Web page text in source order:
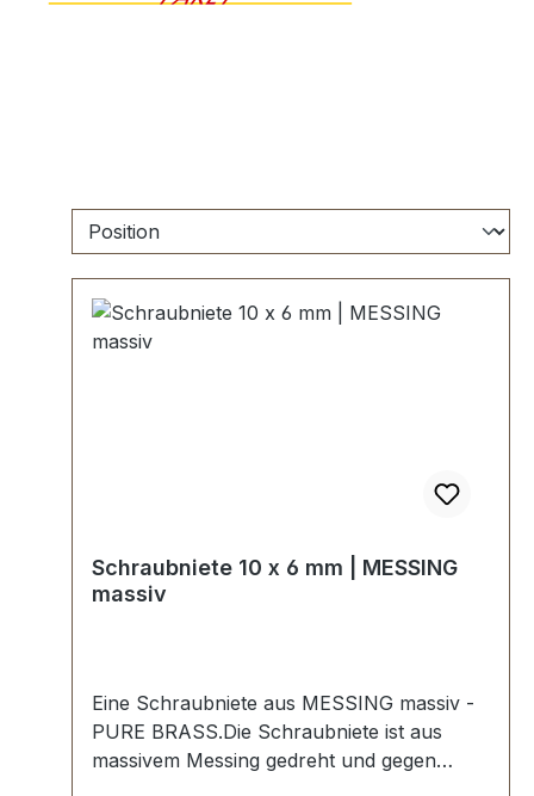
Schraubniete 10 x 6 mm | MESSING
massiv
Eine Schraubniete aus MESSING massiv -
PURE BRASS.Die Schraubniete ist aus
massivem Messing gedreht und gegen